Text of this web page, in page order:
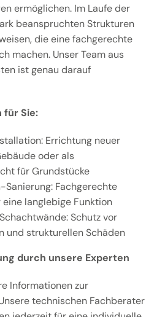
ermöglichen. Im Laufe der
beanspruchten Strukturen
die eine fachgerechte
machen. Unser Team aus
ist genau darauf
für Sie:
Errichtung neuer
oder als
für Grundstücke
Sanierung: Fachgerechte
eine langlebige Funktion
Schutz vor
und strukturellen Schäden
durch unsere Experten
Informationen zur
technischen Fachberater